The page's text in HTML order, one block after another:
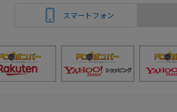
スマートフォン